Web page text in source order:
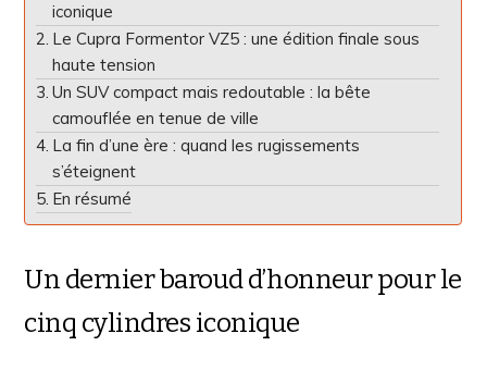
iconique
Le Cupra Formentor VZ5 : une édition finale sous
haute tension
Un SUV compact mais redoutable : la bête
camouflée en tenue de ville
La fin d’une ère : quand les rugissements
s’éteignent
En résumé
Un dernier baroud d’honneur pour le
cinq cylindres iconique